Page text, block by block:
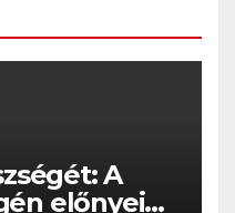
A
előnyei